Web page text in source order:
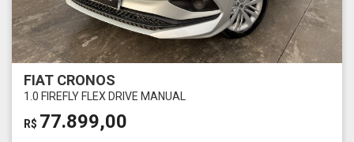
FIAT CRONOS
1.0 FIREFLY FLEX DRIVE MANUAL
R$ 77.899,00